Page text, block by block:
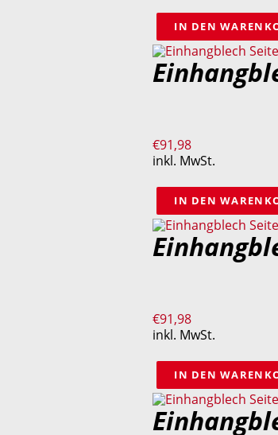
IN DEN
€91,98
inkl. MwSt.
IN DEN
€91,98
inkl. MwSt.
IN DEN